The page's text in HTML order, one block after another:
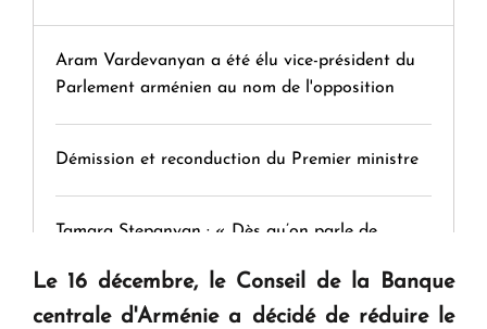
Aram Vardevanyan a été élu vice-président du
Parlement arménien au nom de l'opposition
Démission et reconduction du Premier ministre
Tamara Stepanyan : « Dès qu’on parle de
Le 16 décembre, le Conseil de la Banque
centrale d'Arménie a décidé de réduire le